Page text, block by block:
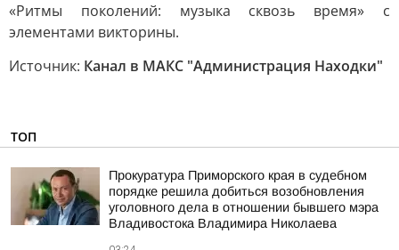
«Ритмы поколений: музыка сквозь время» с
элементами викторины.
Источник: Канал в МАКС "Администрация Находки"
ТОП
Прокуратура Приморского края в судебном
порядке решила добиться возобновления
уголовного дела в отношении бывшего мэра
Владивостока Владимира Николаева